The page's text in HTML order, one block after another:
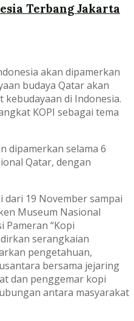
Terbang Jakarta
akan dipamerkan
budaya Qatar akan
di Indonesia.
KOPI sebagai tema
dipamerkan selama 6
Qatar, dengan
dari 19 November sampai
Museum Nasional
Pameran “Kopi
serangkaian
pengetahuan,
bersama jejaring
dan penggemar kopi
antara masyarakat